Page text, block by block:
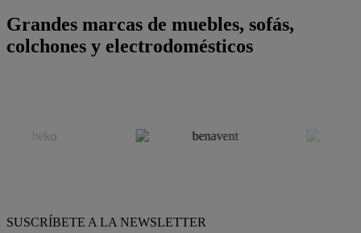
Grandes marcas de muebles, sofás,
colchones y electrodomésticos
SUSCRÍBETE A LA NEWSLETTER